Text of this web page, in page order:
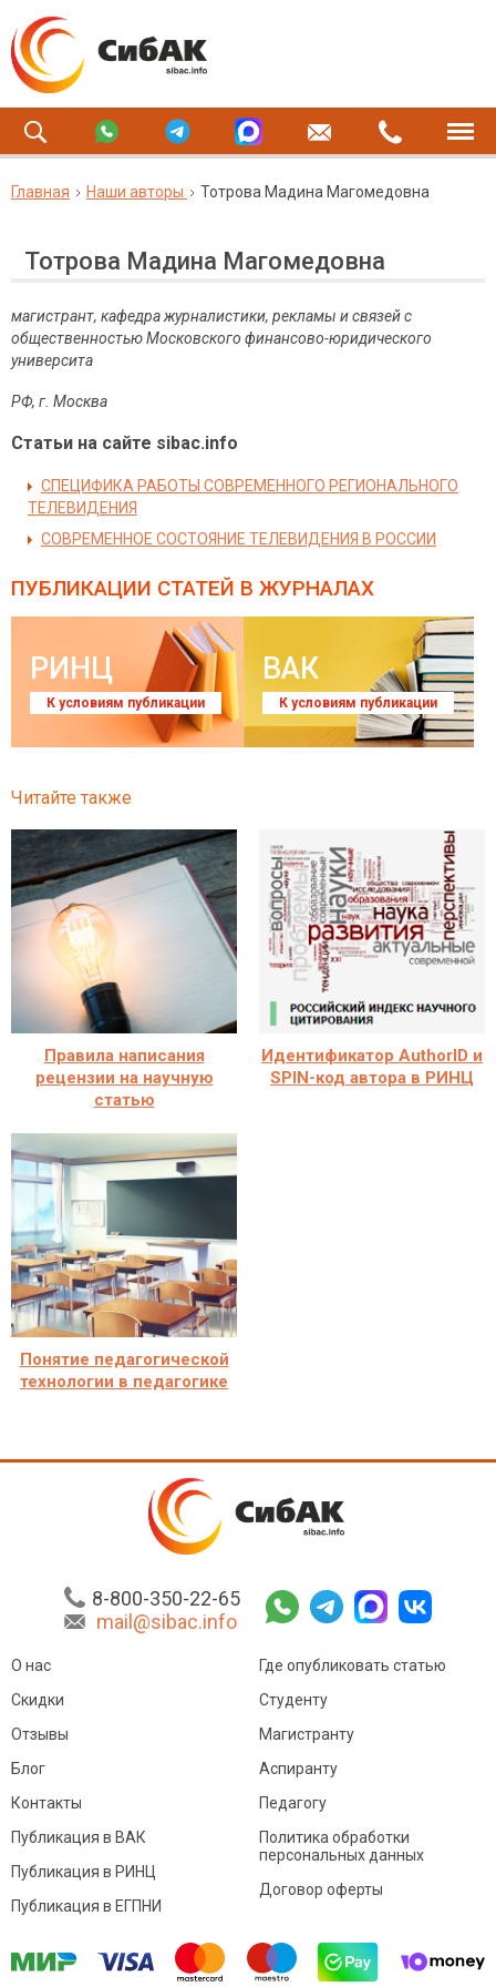
Главная Наши авторы Тотрова Мадина Магомедовна
Тотрова Мадина Магомедовна
магистрант, кафедра журналистики, рекламы и связей с
общественностью Московского финансово-юридического
университа
РФ, г. Москва
Статьи на сайте sibac.info
СПЕЦИФИКА РАБОТЫ СОВРЕМЕННОГО РЕГИОНАЛЬНОГО
ТЕЛЕВИДЕНИЯ
СОВРЕМЕННОЕ СОСТОЯНИЕ ТЕЛЕВИДЕНИЯ В РОССИИ
ПУБЛИКАЦИИ СТАТЕЙ В ЖУРНАЛАХ
РИНЦ
К условиям публикации
ВАК
К условиям публикации
Читайте также
Правила написания
рецензии на научную
статью
Идентификатор AuthorID и
SPIN-код автора в РИНЦ
Понятие педагогической
технологии в педагогике
8-800-350-22-65
mail@sibac.info
О нас
Скидки
Отзывы
Блог
Контакты
Где опубликовать статью
Студенту
Магистранту
Аспиранту
Педагогу
Публикация в ВАК
Публикация в РИНЦ
Публикация в ЕГПНИ
Политика обработки
персональных данных
Договор оферты